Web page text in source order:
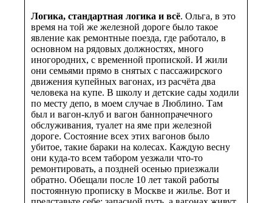
Логика, стандартная логика и всё. Ольга, в это
время на той же железной дороге было такое
явление как ремонтные поезда, где работало, в
основном на рядовых должностях, много
иногородних, с временной пропиской. И жили
они семьями прямо в снятых с пассажирского
движения купейных вагонах, из расчёта два
человека на купе. В школу и детские сады ходили
по месту депо, в моем случае в Люблино. Там
был и вагон-клуб и вагон баннопрачечного
обслуживания, туалет на яме при железной
дороге. Состояние всех этих вагонов было
убитое, такие бараки на колесах. Каждую весну
они куда-то всем табором уезжали что-то
ремонтировать, а поздней осенью приезжали
обратно. Обещали после 10 лет такой работы
постоянную прописку в Москве и жилье. Вот и